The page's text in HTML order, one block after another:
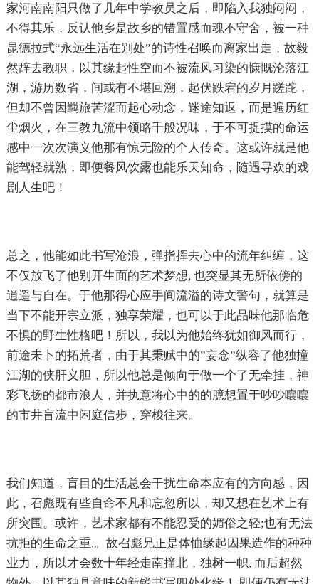
家河南南阳只做了几年中学教员之后，即陷入我独闷闷，
不得其乐，反认他乡是故乡的错置感而魂不守舍，被一种
昆德拉式“永远生活在别处”的诗性召唤而离家出走，故毅
然辞去教职，以其缘起性空而不被流风习染的慷慨沦落江
湖，游历数省，间或有不堪回溯，起伏跌宕的岁月蹉跎，
但却不曾因羁旅苦涩而起心动念，迷途知返，而是遍历红
尘烟火，在三教九流中领略千般况味，于不可捉摸的命运
感中一次次演义他那有惊无险的个人传奇。这或许就是他
能驾轻就熟，即便餐风饮露也能乐天知命，随遇寻欢的戏
剧人生吧！
总之，他能如此书写沧浪，弹指挥去心中的流年纠缠，这
不仅放飞了他别开生面的艺术梦想, 也突显其无所依傍的
逍遥与自在。于他那得心应手间流溢的诗文警句，就算是
当下不能开宗立派，独享荣耀，也可以于此品味他那临危
不惧的野生性格吧！所以，我以为他始终犹如御风而行，
前途未卜的拓荒者，由于其秉赋中的”妄念”纵容了他独撞
江湖的侠肝义胆，所以他总是倾向于做一个了无牵挂，神
彩飞扬的都市浪人，并执意将心中的的臆想置于吵吵嚷嚷
的市井盲流中闲庭信步，穿梭往来。
我们知道，盲目的生活总会干扰生命本应有的方向感，因
此，召彪既有些自命不凡和忘忽所以，却又想在艺术上有
所突围。或许，艺术家都有不能忍受的媚俗之轻;也有无法
抗拒的生命之重,。故召彪兄正是体恤缘起因果造作的种种
业力，所以才会数十年经走南撞北，独树一帜, 而后超然